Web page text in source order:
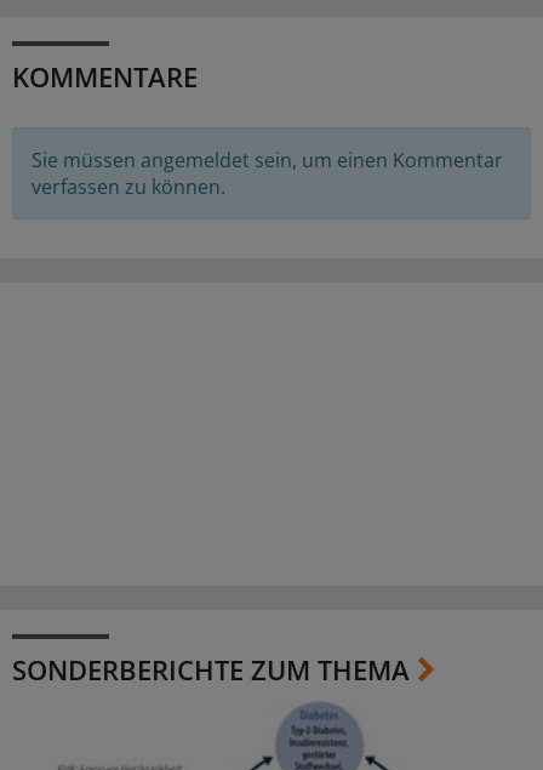
KOMMENTARE
Sie müssen angemeldet sein, um einen Kommentar
verfassen zu können.
SONDERBERICHTE ZUM THEMA